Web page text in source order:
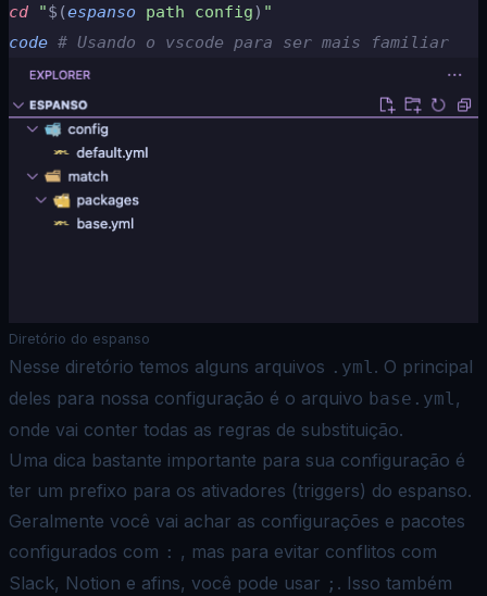
cd "$(espanso path config) "
code # Usando o vscode para ser mais familiar
Diretório do espanso
Nesse diretório temos alguns arquivos .yml. O principal
deles para nossa configuração é o arquivo base.yml,
onde vai conter todas as regras de substituição.
Uma dica bastante importante para sua configuração é
ter um prefixo para os ativadores (triggers) do espanso.
Geralmente você vai achar as configurações e pacotes
configurados com : , mas para evitar conflitos com
Slack, Notion e afins, você pode usar ; . Isso também